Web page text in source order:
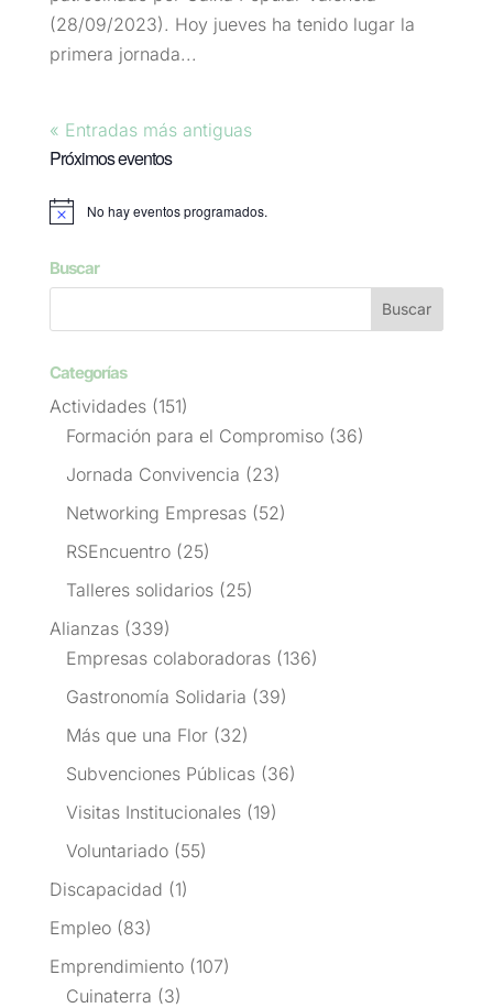
(28/09/2023). Hoy jueves ha tenido lugar la
primera jornada...
« Entradas más antiguas
Próximos eventos
Aviso No hay eventos programados.
Buscar
Categorías
Actividades(151)
Formación para el Compromiso(36)
Jornada Convivencia (23)
Networking Empresas(52)
RSEncuentro(25)
Talleres solidarios(25)
Alianzas(339)
Empresas colaboradoras(136)
Gastronomía Solidaria (39)
Más que una Flor(32)
Subvenciones Públicas(36)
Visitas Institucionales(19)
Voluntariado(55)
Discapacidad (1)
Empleo(83)
Emprendimiento(107)
Cuinaterra (3)